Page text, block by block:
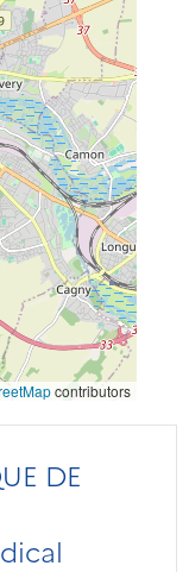
contributors
DE